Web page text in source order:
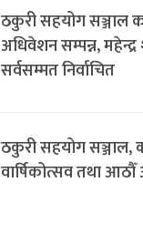
ठकुरी सहयोग सञ्जाल
अधिवेशन सम्पन्न,
सर्वसम्मत निर्वाचित
ठकुरी सहयोग
वार्षिकोत्सव तथा